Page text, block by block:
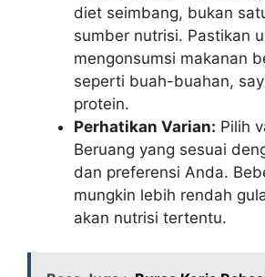
diet seimbang, bukan
sumber nutrisi. Pastikan
mengonsumsi makanan
seperti buah-buahan,
protein.
Perhatikan Varian: Pilih
Beruang yang sesuai
dan preferensi Anda.
mungkin lebih rendah
akan nutrisi tertentu.